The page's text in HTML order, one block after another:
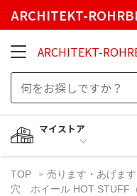
ARCHITEKT-
ARCHITEKT-
マイストア
TOP 売ります・あげます
穴 ホイール HOT STUFF